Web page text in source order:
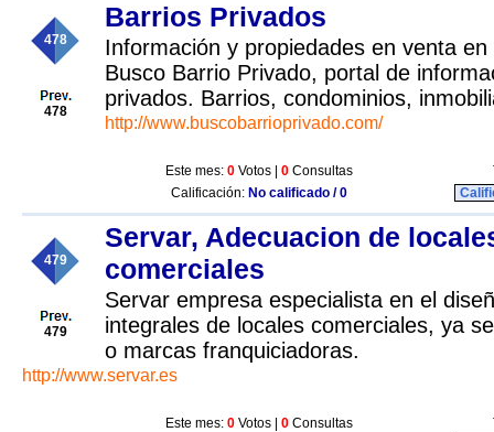
478
478
Barrios Privados
Información y propiedades en venta
Busco Barrio Privado, portal de
privados. Barrios, condominios,
http://www.buscobarrioprivado.com/
Este mes: 0 Votos | 0 Consultas
Calificación: No calificado / 0
479
479
Servar, Adecuacion de
comerciales
Servar empresa especialista en el
integrales de locales comerciales, ya
o marcas franquiciadoras.
http://www.servar.es
Este mes: 0 Votos | 0 Consultas